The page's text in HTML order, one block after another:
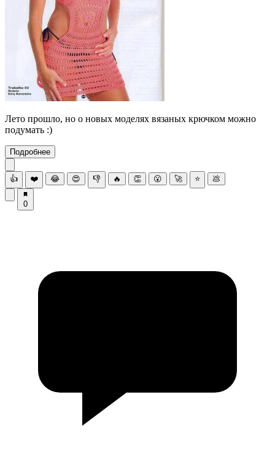
Лето прошло, но о новых моделях вязаных крючком можно
подумать :)
Подробнее
👍 ❤️ 😂 😍 👎 🔥 👏 😮 🚀 ⭐ 💩
0